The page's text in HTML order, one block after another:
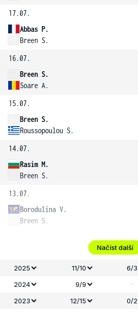
17.07.
Abbas P.
Breen S.
16.07.
Breen S.
Soare A.
15.07.
Breen S.
Roussopoulou S.
14.07.
Rasim M.
Breen S.
13.07.
Borodulina V.
Breen S.
Načíst další
2025 11/10 6/3
2024
9/9 -
2023
12/15 0/2